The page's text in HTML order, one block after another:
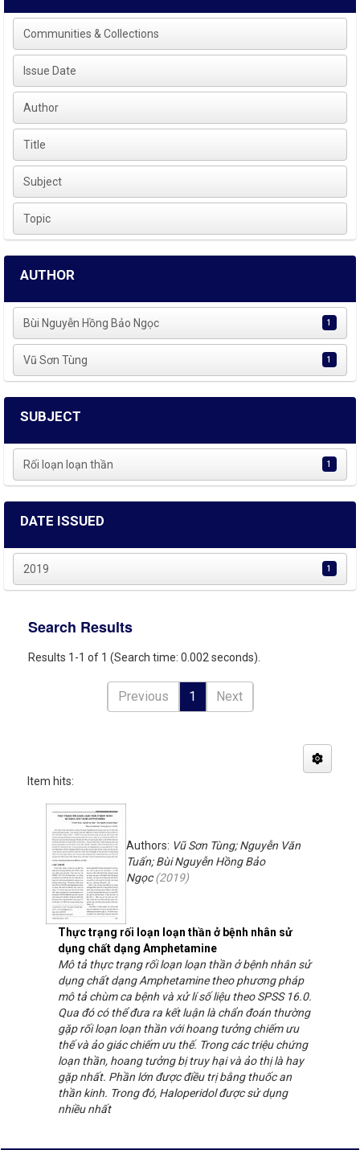
Communities & Collections
Issue Date
Author
Title
Subject
Topic
AUTHOR
Bùi Nguyễn Hồng Bảo Ngọc 1
Vũ Sơn Tùng 1
SUBJECT
Rối loạn loạn thần 1
DATE ISSUED
2019 1
Search Results
Results 1-1 of 1 (Search time: 0.002 seconds).
Previous 1 Next
Item hits:
Thực trạng rối loạn loạn thần ở bệnh nhân sử
dụng chất dạng Amphetamine
Authors: Vũ Sơn Tùng; Nguyễn Văn
Tuấn; Bùi Nguyễn Hồng Bảo
Ngọc(2019)
Mô tả thực trạng rối loạn loạn thần ở bệnh nhân sử
dụng chất dạng Amphetamine theo phương pháp
mô tả chùm ca bệnh và xử lí số liệu theo SPSS 16.0.
Qua đó có thể đưa ra kết luận là chẩn đoán thường
gặp rối loạn loạn thần với hoang tưởng chiếm ưu
thế và ảo giác chiếm ưu thế. Trong các triệu chứng
loạn thần, hoang tưởng bị truy hại và ảo thị là hay
gặp nhất. Phần lớn được điều trị bằng thuốc an
thần kinh. Trong đó, Haloperidol được sử dụng
nhiều nhất